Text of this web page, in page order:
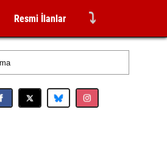
Resmi İlanlar ⤵